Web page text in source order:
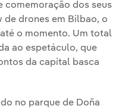
comemoração dos seus
de drones em Bilbao, o
o momento. Um total
ao espetáculo, que
da capital basca
no parque de Doña